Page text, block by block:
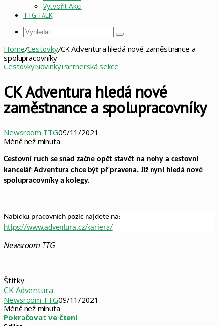
Vytvořit Akci
TTG TALK
Vyhledat
Home/Cestovky/CK Adventura hledá nové zaměstnance a
spolupracovníky
CestovkyNovinkyPartnerská sekce
CK Adventura hledá nové
zaměstnance a spolupracovníky
Newsroom TTG09/11/2021
Méně než minuta
Cestovní ruch se snad začne opět stavět na nohy a cestovní
kancelář Adventura chce být připravena. Již nyní hledá nové
spolupracovníky a kolegy.
Nabídku pracovních pozic najdete na:
https://www.adventura.cz/kariera/
Newsroom TTG
Štítky
CK Adventura
Newsroom TTG09/11/2021
Méně než minuta
Pokračovat ve čtení